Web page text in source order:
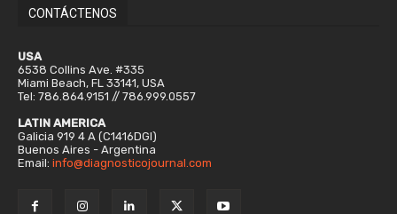
CONTÁCTENOS
USA
6538 Collins Ave. #335
Miami Beach, FL 33141, USA
Tel: 786.864.9151 // 786.999.0557
LATIN AMERICA
Galicia 919 4 A (C1416DGI)
Buenos Aires - Argentina
Email: info@diagnosticojournal.com